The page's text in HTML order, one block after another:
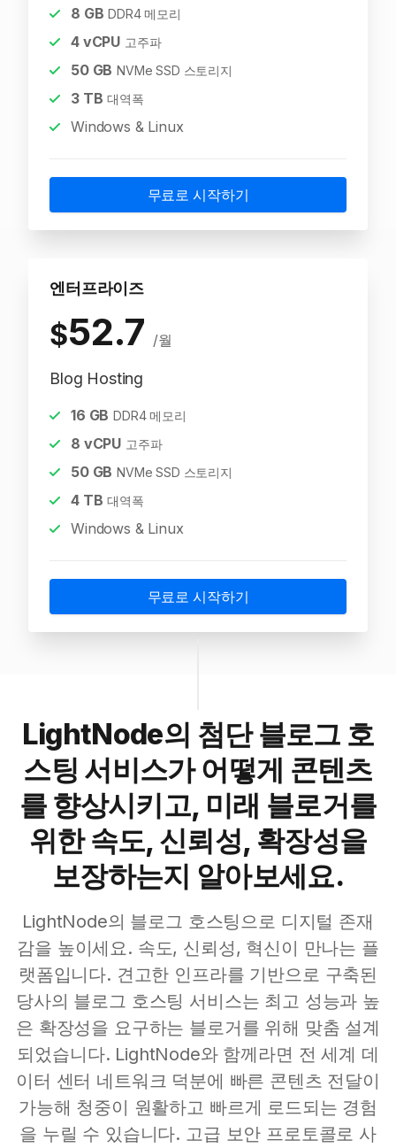
8 GB DDR4 메모리
4vCPU 고주파
50GB NVMe SSD 스토리지
3TB 대역폭
Windows & Linux
무료로 시작하기
엔터프라이즈
$52.7 /월
Blog Hosting
16 GB DDR4 메모리
8 vCPU 고주파
50GB NVMe SSD 스토리지
4TB 대역폭
Windows & Linux
무료로 시작하기
LightNode의 첨단 블로그 호
스팅 서비스가 어떻게 콘텐츠
를 향상시키고, 미래 블로거를
위한 속도, 신뢰성, 확장성을
보장하는지 알아보세요.
LightNode의 블로그 호스팅으로 디지털 존재
감을 높이세요. 속도, 신뢰성, 혁신이 만나는 플
랫폼입니다. 견고한 인프라를 기반으로 구축된
당사의 블로그 호스팅 서비스는 최고 성능과 높
은 확장성을 요구하는 블로거를 위해 맞춤 설계
되었습니다. LightNode와 함께라면 전 세계 데
이터 센터 네트워크 덕분에 빠른 콘텐츠 전달이
가능해 청중이 원활하고 빠르게 로드되는 경험
을 누릴 수 있습니다. 고급 보안 프로토콜로 사